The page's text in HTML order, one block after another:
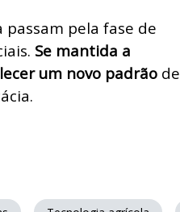
pela fase de
Se mantida a
um novo padrão de